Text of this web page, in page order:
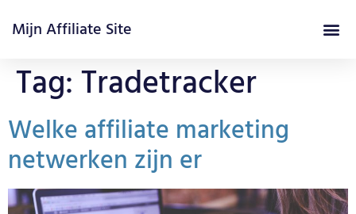
Mijn Affiliate Site
Tag: Tradetracker
Welke affiliate marketing
netwerken zijn er